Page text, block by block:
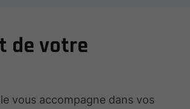
de votre
vous accompagne dans vos